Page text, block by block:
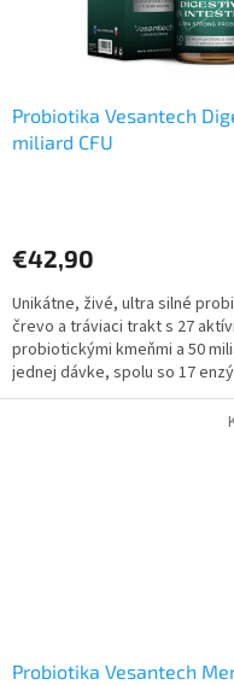
Probiotika Vesantech
miliard CFU
€42,90
Unikátne, živé, ultra silné
črevo a tráviaci trakt s 27
probiotickými kmeňmi a 50
jednej dávke, spolu so 17
špeciálnej...
Probiotika Vesantech